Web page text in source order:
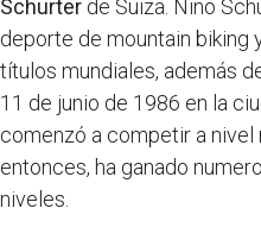
Schurter de Suiza. Nino
deporte de mountain biking
títulos mundiales, además
11 de junio de 1986 en la
comenzó a competir a nivel
entonces, ha ganado
niveles.